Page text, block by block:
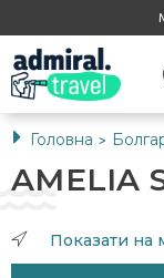
Головна >
AMELIA
Показати на